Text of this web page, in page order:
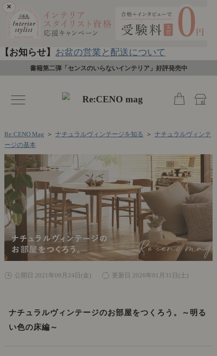
×
【お知らせ】 お盆の営業と配送について
書籍第二弾「センスのいらないインテリア」好評発売中
toggle
navigation
Re:CENO Mag ＞ ナチュラルヴィンテージを知る ＞ ナチュラルヴィンテ
ージの基本
公開日 2021年09月24日(金) 更新日 2026年01月31日(土)
ナチュラルヴィンテージのお部屋をつくろう。～明る
い色の床編～